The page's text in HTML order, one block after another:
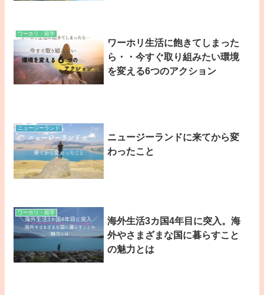
ワーホリ・留学
ワーホリ生活に飽きてしまった
ら・・今すぐ取り組みたい環境
を変える6つのアクション
ニュージーランド
ニュージーランドに来てから変
わったこと
ワーホリ・留学
海外生活3カ国4年目に突入。海
外やさまざまな国に暮らすこと
の魅力とは